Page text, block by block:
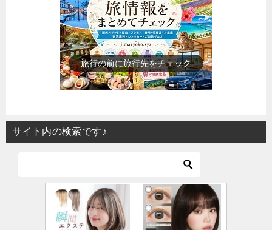
歴史上の人物を動画で勉強
サイト内の検索です♪